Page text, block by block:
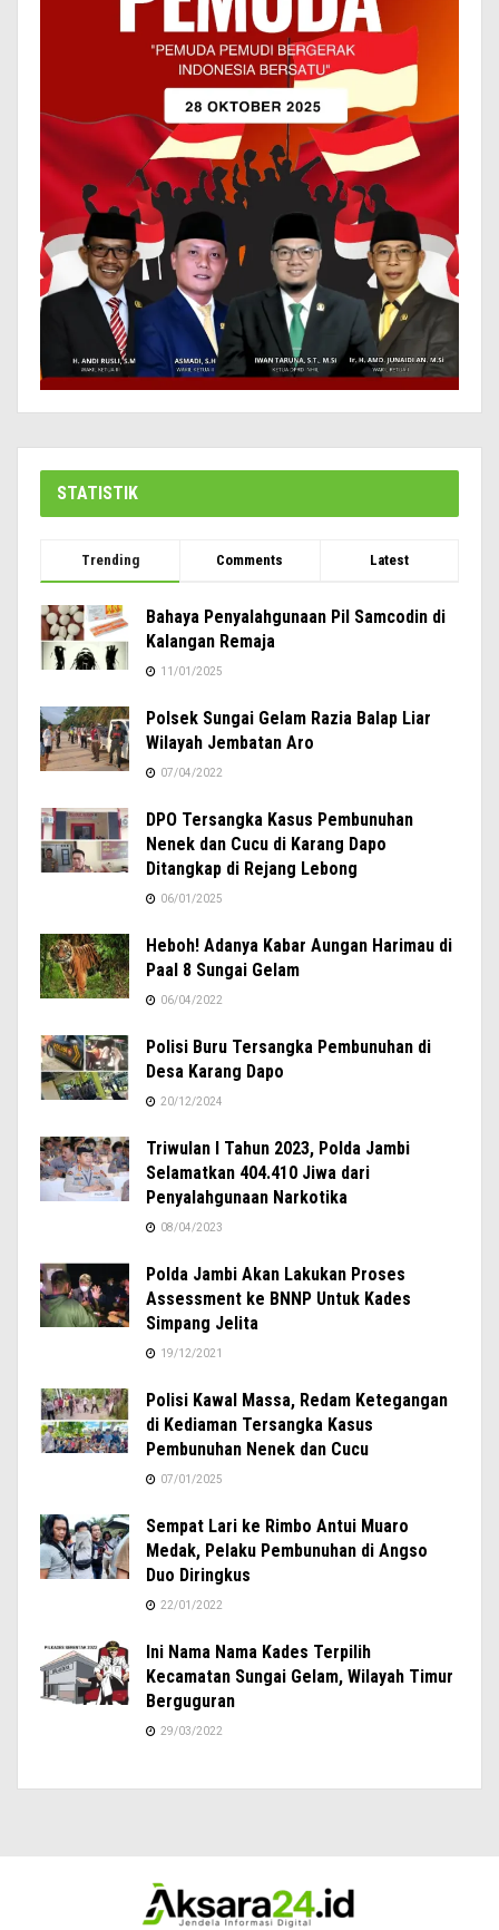
STATISTIK
Trending Comments Latest
Bahaya Penyalahgunaan Pil Samcodin di
Kalangan Remaja
11/01/2025
Polsek Sungai Gelam Razia Balap Liar
Wilayah Jembatan Aro
07/04/2022
DPO Tersangka Kasus Pembunuhan
Nenek dan Cucu di Karang Dapo
Ditangkap di Rejang Lebong
06/01/2025
Heboh! Adanya Kabar Aungan Harimau di
Paal 8 Sungai Gelam
06/04/2022
Polisi Buru Tersangka Pembunuhan di
Desa Karang Dapo
20/12/2024
Triwulan I Tahun 2023, Polda Jambi
Selamatkan 404.410 Jiwa dari
Penyalahgunaan Narkotika
08/04/2023
Polda Jambi Akan Lakukan Proses
Assessment ke BNNP Untuk Kades
Simpang Jelita
19/12/2021
Polisi Kawal Massa, Redam Ketegangan
di Kediaman Tersangka Kasus
Pembunuhan Nenek dan Cucu
07/01/2025
Sempat Lari ke Rimbo Antui Muaro
Medak, Pelaku Pembunuhan di Angso
Duo Diringkus
22/01/2022
Ini Nama Nama Kades Terpilih
Kecamatan Sungai Gelam, Wilayah Timur
Berguguran
29/03/2022